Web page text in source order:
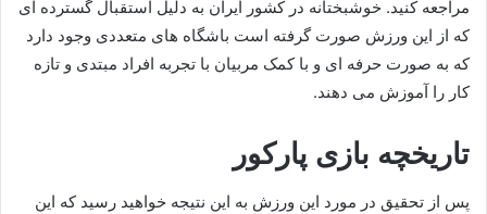
مراجعه کنید. خوشبختانه در کشور ایران به دلیل استقبال گسترده ای
که از این ورزش صورت گرفته است باشگاه های متعددی وجود دارد
که به صورت حرفه ای و با کمک مربیان با تجربه افراد مبتدی و تازه
کار را آموزش می دهند.
تاریخچه بازی پارکور
پس از تحقیق در مورد این ورزش به این نتیجه خواهید رسید که این